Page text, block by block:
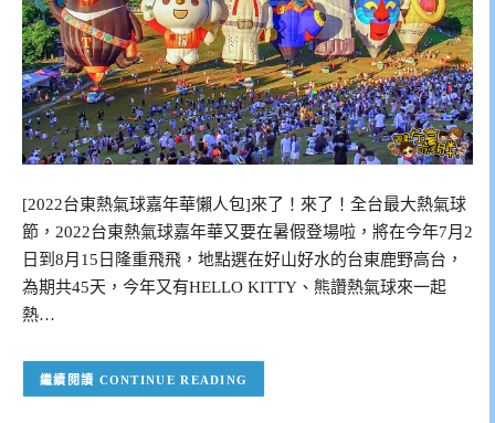
[2022台東熱氣球嘉年華懶人包]來了！來了！全台最大熱氣球
節，2022台東熱氣球嘉年華又要在暑假登場啦，將在今年7月2
日到8月15日隆重飛飛，地點選在好山好水的台東鹿野高台，
為期共45天，今年又有HELLO KITTY、熊讚熱氣球來一起
熱…
CONTINUE READING